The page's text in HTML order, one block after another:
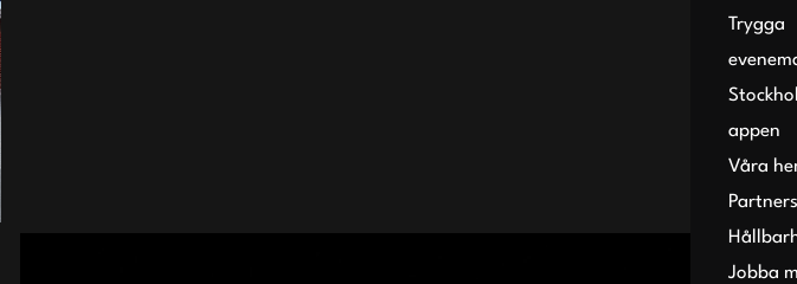
Trygga
appen
Våra
Partners
Jobba